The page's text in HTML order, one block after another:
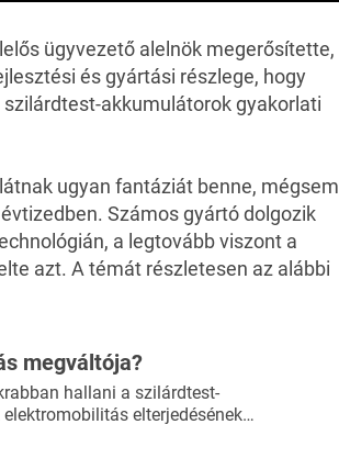
ügyvezető alelnök megerősítette,
és gyártási részlege, hogy
akkumulátorok gyakorlati
ugyan fantáziát benne, mégsem
Számos gyártó dolgozik
a legtovább viszont a
azt. A témát részletesen az alábbi
megváltója?
hallani a szilárdtest-
elterjedésének…